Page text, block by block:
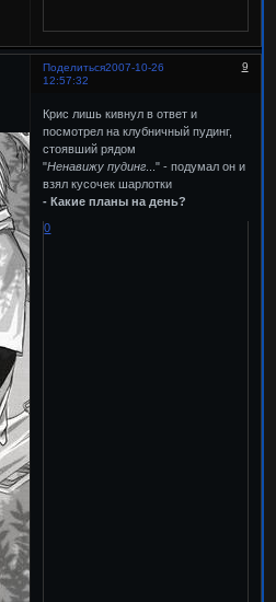
Поделиться 9
2007-10-26
12:57:32
Крис лишь кивнул в ответ и
посмотрел на клубничный пудинг,
стоявший рядом
"Ненавижу пудинг ..." - подумал он и
взял кусочек шарлотки
- Какие планы на день?
0